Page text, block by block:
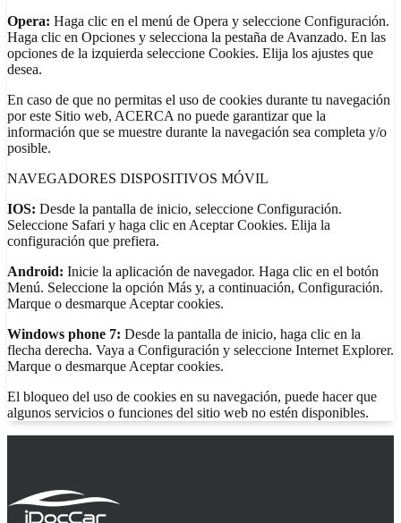
Opera: Haga clic en el menú de Opera y seleccione Configuración.
Haga clic en Opciones y selecciona la pestaña de Avanzado. En las
opciones de la izquierda seleccione Cookies. Elija los ajustes que
desea.
En caso de que no permitas el uso de cookies durante tu navegación
por este Sitio web, ACERCA no puede garantizar que la
información que se muestre durante la navegación sea completa y/o
posible.
NAVEGADORES DISPOSITIVOS MÓVIL
IOS: Desde la pantalla de inicio, seleccione Configuración.
Seleccione Safari y haga clic en Aceptar Cookies. Elija la
configuración que prefiera.
Android: Inicie la aplicación de navegador. Haga clic en el botón
Menú. Seleccione la opción Más y, a continuación, Configuración.
Marque o desmarque Aceptar cookies.
Windows phone 7: Desde la pantalla de inicio, haga clic en la
flecha derecha. Vaya a Configuración y seleccione Internet Explorer.
Marque o desmarque Aceptar cookies.
El bloqueo del uso de cookies en su navegación, puede hacer que
algunos servicios o funciones del sitio web no estén disponibles.